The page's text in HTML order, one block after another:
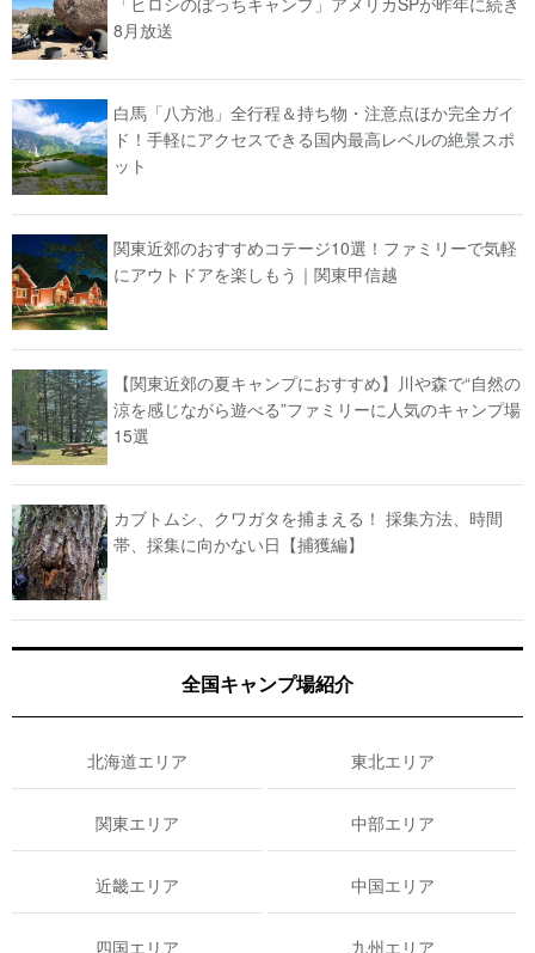
8月放送
白馬「八方池」全行程＆持ち物・注意点ほか完全ガイ
ド！手軽にアクセスできる国内最高レベルの絶景スポ
ット
関東近郊のおすすめコテージ10選！ファミリーで気軽
にアウトドアを楽しもう｜関東甲信越
【関東近郊の夏キャンプにおすすめ】川や森で“自然の
涼を感じながら遊べる”ファミリーに人気のキャンプ場
15選
カブトムシ、クワガタを捕まえる！ 採集方法、時間
帯、採集に向かない日【捕獲編】
全国キャンプ場紹介
北海道エリア 東北エリア
関東エリア 中部エリア
近畿エリア 中国エリア
四国エリア 九州エリア